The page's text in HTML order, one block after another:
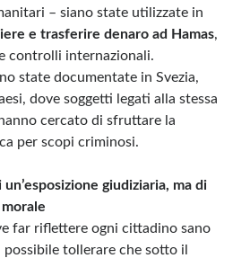
– siano state utilizzate in
e trasferire denaro ad Hamas,
controlli internazionali.
state documentate in Svezia,
dove soggetti legati alla stessa
cercato di sfruttare la
per scopi criminosi.
giudiziaria, ma di
far riflettere ogni cittadino sano
tollerare che sotto il